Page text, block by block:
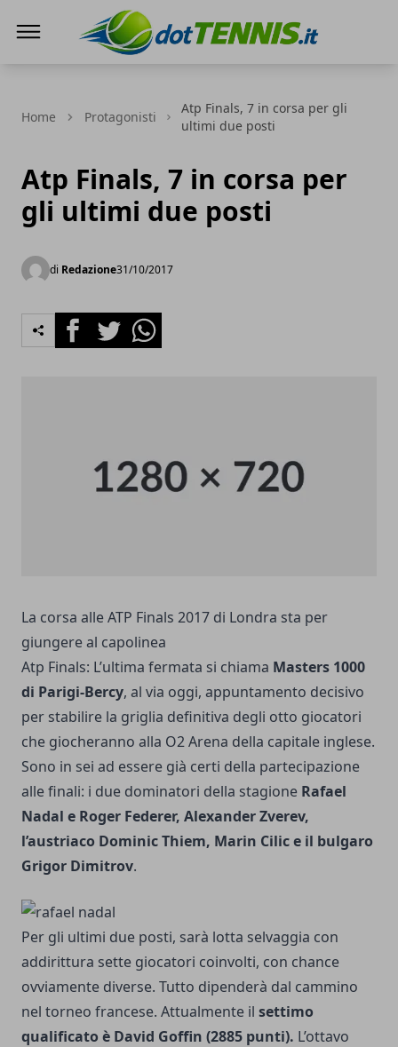
Home Protagonisti
Atp Finals, 7 in corsa per gli
ultimi due posti
Atp Finals, 7 in corsa per
gli ultimi due posti
di Redazione31/10/2017
FacebookTwitterWhatsapp
La corsa alle ATP Finals 2017 di Londra sta per
giungere al capolinea
Atp Finals: L’ultima fermata si chiama Masters 1000
di Parigi-Bercy, al via oggi, appuntamento decisivo
per stabilire la griglia definitiva degli otto giocatori
che giocheranno alla O2 Arena della capitale inglese.
Sono in sei ad essere già certi della partecipazione
alle finali: i due dominatori della stagione Rafael
Nadal e Roger Federer, Alexander Zverev,
l’austriaco Dominic Thiem, Marin Cilic e il bulgaro
Grigor Dimitrov.
Per gli ultimi due posti, sarà lotta selvaggia con
addirittura sette giocatori coinvolti, con chance
ovviamente diverse. Tutto dipenderà dal cammino
nel torneo francese. Attualmente il settimo
qualificato è David Goffin (2885 punti). L’ottavo